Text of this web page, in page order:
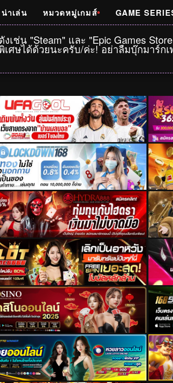
าเล่น หมวดหมู่เกมส์ GAME
ช่น "Steam" และ "Epic Games
ษได้ด้วยนะครับ/ค่ะ! อย่าลืมบุ๊กมาร์ก